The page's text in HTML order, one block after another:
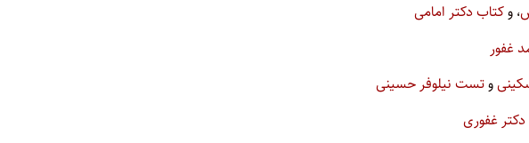
، وکتاب دکتر امامی
غفور
وتست نیلوفر حسینی
غفوری